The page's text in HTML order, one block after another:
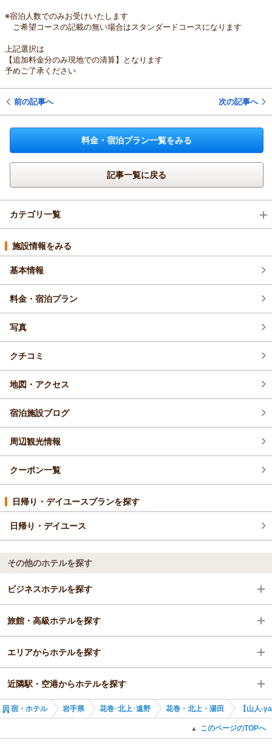
※宿泊人数でのみお受けいたします
ご希望コースの記載の無い場合はスタンダードコースになります
上記選択は
【追加料金分のみ現地での清算】となります
予めご了承ください
前の記事へ 次の記事へ
料金・宿泊プラン一覧をみる
記事一覧に戻る
カテゴリ一覧
新プラン (21)
その他 (1)
じゃらん限定 (2)
お得情報 (6)
施設情報をみる
基本情報
料金・宿泊プラン
写真
クチコミ
地図・アクセス
宿泊施設ブログ
周辺観光情報
クーポン一覧
日帰り・デイユースプランを探す
日帰り・デイユース
その他のホテルを探す
ビジネスホテルを探す
岩手県
花巻･北上･遠野
花巻・北上・湯田
旅館・高級ホテルを探す
岩手県
エリアからホテルを探す
岩手県
花巻･北上･遠野
近隣駅・空港からホテルを探す
ほっとゆだ駅
宿・ホテル 岩手県 花巻･北上･遠野 花巻・北上・湯田 【山人-
▲ このページのTOPへ